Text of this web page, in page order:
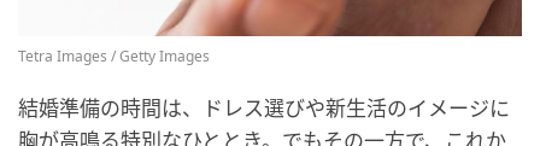
Tetra Images / Getty Images
結婚準備の時間は、ドレス選びや新生活のイメージに